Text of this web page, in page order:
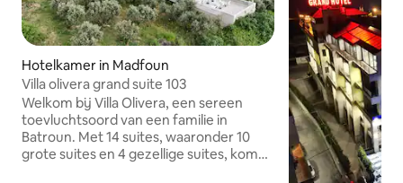
Hotelkamer in Madfoun
Villa olivera grand suite 103
Welkom bij Villa Olivera, een sereen
toevluchtsoord van een familie in
Batroun. Met 14 suites, waaronder 10
grote suites en 4 gezellige suites, komen